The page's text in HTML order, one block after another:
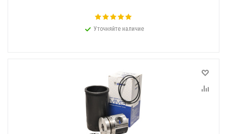
Уточняйте наличие